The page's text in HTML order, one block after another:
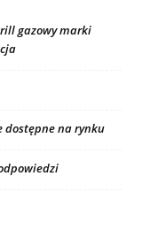
gazowy marki
dostępne na rynku